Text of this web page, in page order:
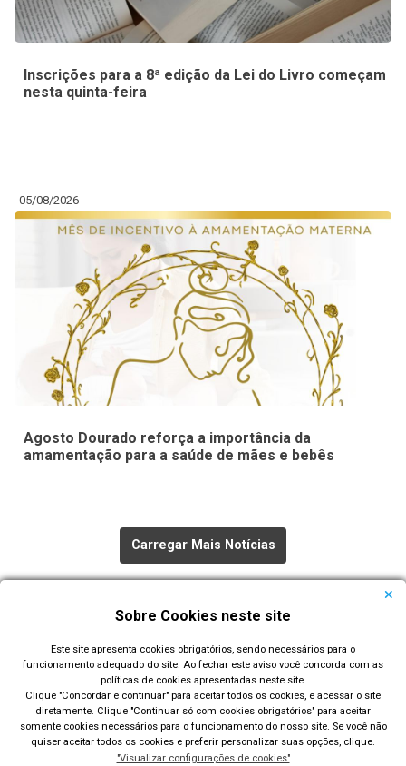
Inscrições para a 8ª edição da Lei do Livro começam
nesta quinta-feira
05/08/2026
Agosto Dourado reforça a importância da
amamentação para a saúde de mães e bebês
Carregar Mais Notícias
Sobre Cookies neste site
Este site apresenta cookies obrigatórios, sendo necessários para o
funcionamento adequado do site. Ao fechar este aviso você concorda com as
políticas de cookies apresentadas neste site.
Clique "Concordar e continuar" para aceitar todos os cookies, e acessar o site
diretamente. Clique "Continuar só com cookies obrigatórios" para aceitar
somente cookies necessários para o funcionamento do nosso site. Se você não
quiser aceitar todos os cookies e preferir personalizar suas opções, clique.
"Visualizar configurações de cookies"
Prefeitura Municipal de Rio Grande
Largo Engenheiro João Fernandes Moreira - Centro - Rio